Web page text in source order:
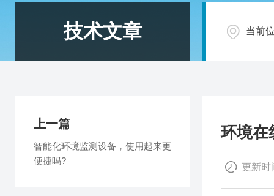
技术文章 当前
环境在
更新时
上一篇
智能化环境监测设备，使用起来更
便捷吗?